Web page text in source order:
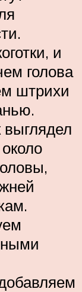
и
голова
штрихи